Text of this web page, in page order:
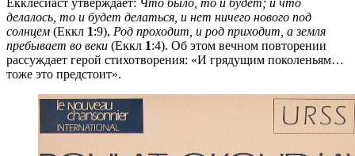
Екклесиаст утверждает: Что было, то и будет; и что
делалось, то и будет делаться, и нет ничего нового под
солнцем (Еккл 1:9), Род проходит, и род приходит, а земля
пребывает во веки (Еккл 1:4). Об этом вечном повторении
рассуждает герой стихотворения: «И грядущим поколеньям…
тоже это предстоит».